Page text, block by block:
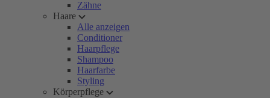
Zähne
Haare
Alle anzeigen
Conditioner
Haarpflege
Shampoo
Haarfarbe
Styling
Körperpflege